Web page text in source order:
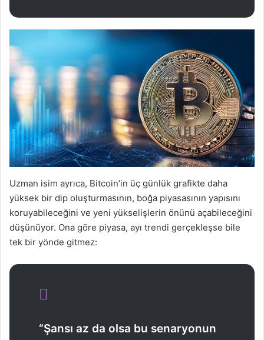
Uzman isim ayrıca, Bitcoin’in üç günlük grafikte daha
yüksek bir dip oluşturmasının, boğa piyasasının yapısını
koruyabileceğini ve yeni yükselişlerin önünü açabileceğini
düşünüyor. Ona göre piyasa, ayı trendi gerçekleşse bile
tek bir yönde gitmez:
“Şansı az da olsa bu senaryonun